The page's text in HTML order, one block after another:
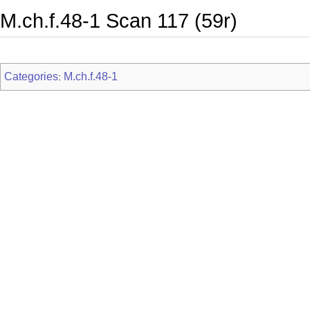
M.ch.f.48-1 Scan 117 (59r)
Categories: M.ch.f.48-1